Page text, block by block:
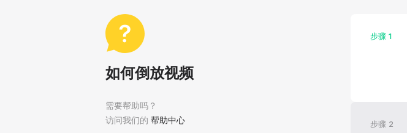
如何倒放视频
需要帮助吗？
访问我们的 帮助中心
步骤 1
步骤 2